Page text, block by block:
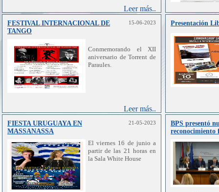
Leer más..
FESTIVAL INTERNACIONAL DE
TANGO
15-06-2023
Conmemorando el XII
aniversario de Torrent de
Paraules.
Leer más..
Presentación
FIESTA URUGUAYA EN
MASSANASSA
21-05-2023
El viernes 16 de junio a
partir de las 21 horas en
la Sala White House
BPS presentó
reconocimiento